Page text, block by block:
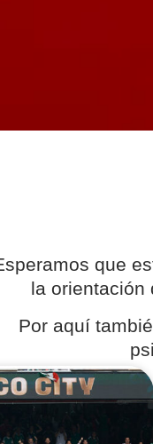
que
la orientación
Por aquí